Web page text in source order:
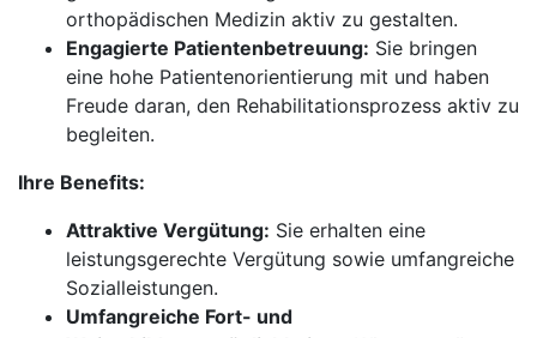
orthopädischen Medizin aktiv zu gestalten.
Engagierte Patientenbetreuung: Sie bringen
eine hohe Patientenorientierung mit und haben
Freude daran, den Rehabilitationsprozess aktiv zu
begleiten.
Ihre Benefits:
Attraktive Vergütung: Sie erhalten eine
leistungsgerechte Vergütung sowie umfangreiche
Sozialleistungen.
Umfangreiche Fort- und